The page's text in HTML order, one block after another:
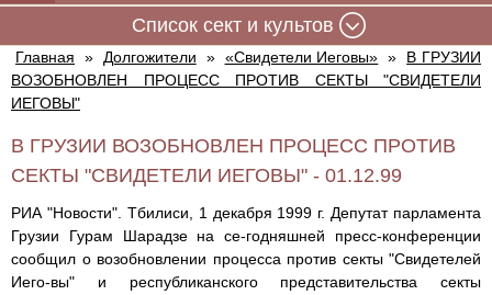
Cписок сект и культов
Главная » Долгожители » «Свидетели Иеговы» »
В ГРУЗИИ
ВОЗОБНОВЛЕН ПРОЦЕСС ПРОТИВ СЕКТЫ "СВИДЕТЕЛИ
ИЕГОВЫ"
В ГРУЗИИ ВОЗОБНОВЛЕН ПРОЦЕСС ПРОТИВ
СЕКТЫ "СВИДЕТЕЛИ ИЕГОВЫ" - 01.12.99
РИА "Новости". Тбилиси, 1 декабря 1999 г. Депутат парламента
Грузии Гурам Шарадзе на се-годняшней пресс-конференции
сообщил о возобновлении процесса против секты "Свидетелей
Иего-вы" и республиканского представительства секты